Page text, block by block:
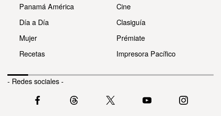
Panamá América
Día a Día
Mujer
Recetas
Cine
Clasiguía
Prémiate
Impresora Pacífico
- Redes sociales -